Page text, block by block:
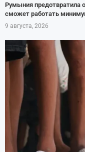
Румыния предотвратила
сможет работать
9 августа, 2026